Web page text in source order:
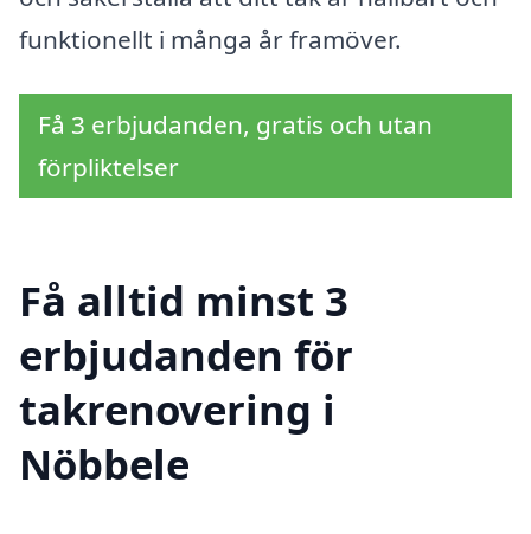
funktionellt i många år framöver.
Få 3 erbjudanden, gratis och utan
förpliktelser
Få alltid minst 3
erbjudanden för
takrenovering i
Nöbbele